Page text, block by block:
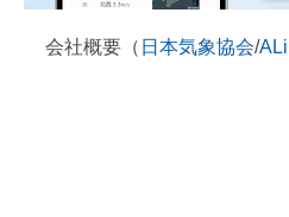
会社概要（ 日本気象協会/